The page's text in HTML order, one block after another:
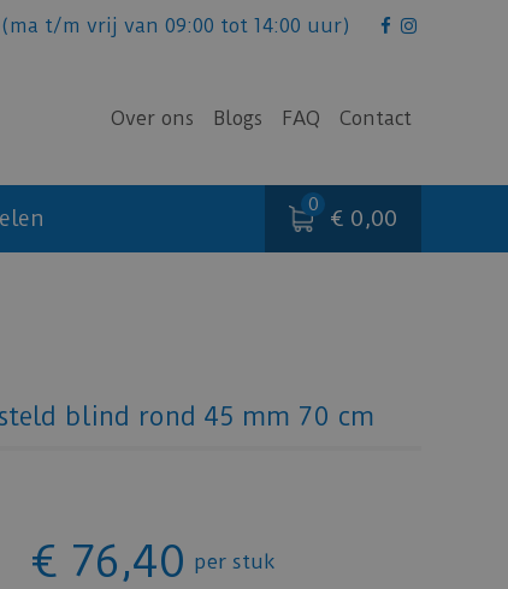
(ma t/m vrij van 09:00 tot 14:00 uur)
Over ons Blogs FAQ Contact
€ 0,00
blind rond 45 mm 70 cm
€ 76,40 per stuk